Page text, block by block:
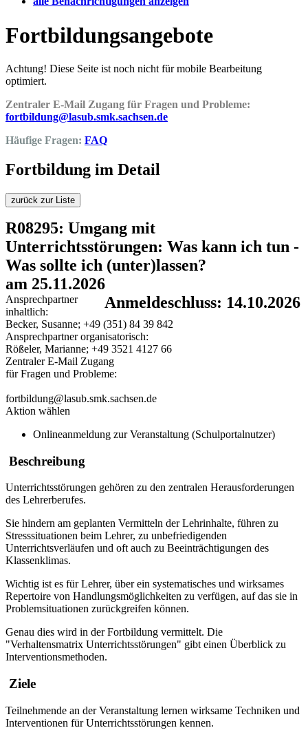
Fortbildungsangebote
Achtung! Diese Seite ist noch nicht für mobile Bearbeitung
optimiert.
Zentraler E-Mail Zugang für Fragen und Probleme:
fortbildung@lasub.smk.sachsen.de
Häufige Fragen: FAQ
Fortbildung im Detail
zurück zur Liste
R08295: Umgang mit
Unterrichtsstörungen: Was kann ich tun -
Was sollte ich (unter)lassen?
am 25.11.2026
Anmeldeschluss: 14.10.2026
Ansprechpartner
inhaltlich:
Becker, Susanne; +49 (351) 84 39 842
Ansprechpartner organisatorisch:
Rößeler, Marianne; +49 3521 4127 66
Zentraler E-Mail Zugang
für Fragen und Probleme:
fortbildung@lasub.smk.sachsen.de
Aktion wählen
Onlineanmeldung zur Veranstaltung (Schulportalnutzer)
Beschreibung
Unterrichtsstörungen gehören zu den zentralen Herausforderungen
des Lehrerberufes.
Sie hindern am geplanten Vermitteln der Lehrinhalte, führen zu
Stresssituationen beim Lehrer, zu unbefriedigenden
Unterrichtsverläufen und oft auch zu Beeinträchtigungen des
Klassenklimas.
Wichtig ist es für Lehrer, über ein systematisches und wirksames
Repertoire von Handlungsmöglichkeiten zu verfügen, auf das sie in
Problemsituationen zurückgreifen können.
Genau dies wird in der Fortbildung vermittelt. Die
"Verhaltensmatrix Unterrichtsstörungen" gibt einen Überblick zu
Interventionsmethoden.
Ziele
Teilnehmende an der Veranstaltung lernen wirksame Techniken und
Interventionen für Unterrichtsstörungen kennen.